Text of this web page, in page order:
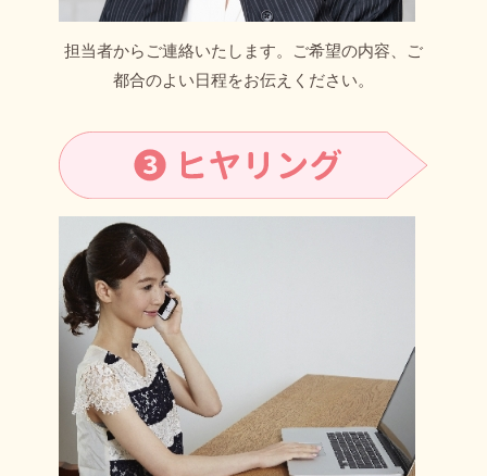
担当者からご連絡いたします。ご希望の内容、ご
都合のよい日程をお伝えください。